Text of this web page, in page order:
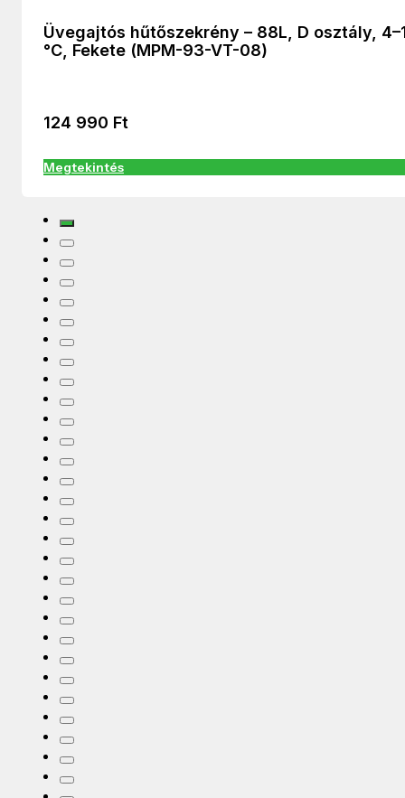
Üvegajtós hűtőszekrény – 88L, D osztály,
°C, Fekete (MPM-93-VT-08)
124 990 Ft
Megtekintés